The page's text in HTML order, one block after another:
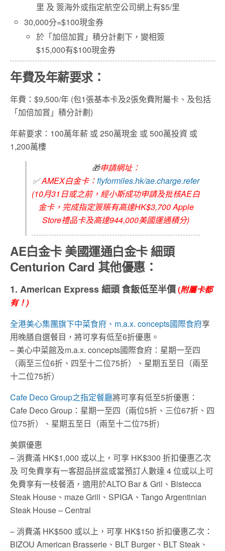
里 及 簽海外或指定航空公司網上有$5/里
30,000分=$100現金券
於「加倍加賞」積分計劃下，變相簽
$15,000有$100現金券
年費及年薪要求：
年費：$9,500/年 (包1張基本卡及2張免費附屬卡、及包括
「加倍加賞」積分計劃)
年薪要求：100萬年薪 或 250萬現金 或 500萬投資 或
1,200萬樓
🎁申請網址：
✅AMEX白金卡：flyformiles.hk/ae.charge.refer
(10月31日或之前，經小斯成功申請及批核AE白
金卡，完成指定簽賬有高達HK$3,700 Apple
Store禮品卡及高達944,000美國運通積分)
AE白金卡 美國運通白金卡細頭
Centurion Card 其他優惠：
1. American Express細頭食飯低至半價(附屬卡都
有！)
全港美心集團旗下中菜食府、m.a.x. concepts國際食府享
用晚膳自選餐目，將可享有低至6折優惠。
– 美心中菜館及m.a.x. concepts國際食府：星期一至四
（兩至三位6折、四至十二位75折）、星期五至日（兩至
十二位75折）
Cafe Deco Group之指定餐廳將可享有低至5折優惠：
Cafe Deco Group：星期一至四（兩位5折、三位67折、四
位75折）、星期五至日（兩至十二位75折)
美饌優惠
– 消費滿 HK$1,000 或以上，可享 HK$300 折扣優惠乙次
及 可免費享有一客甜品拼盆或當預訂人數達 4 位或以上可
免費享有一枝餐酒，適用於ALTO Bar & Gril、Bistecca
Steak House、maze Grill、SPIGA、Tango Argentinian
Steak House – Central
– 消費滿 HK$500 或以上，可享 HK$150 折扣優惠乙次：
BIZOU American Brasserie、BLT Burger、BLT Steak、